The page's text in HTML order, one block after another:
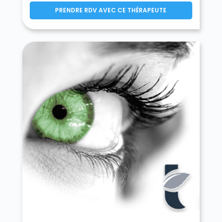
Le Molay-Littry 14330
Les Monceaux 14100
Monceaux-en-Bessin 14400
Mondeville 14120
Mondrainville 14210
Monfréville 14230
Montfiquet 14490
Montigny 14210
Montreuil-en-Auge 14340
Les Monts d'Aunay 14260
Les Monts d'Aunay 14770
Monts-en-Bessin 14310
Morteaux-Coulibœuf 14620
Mosles 14400
Mouen 14790
Moulines 14220
Moulins en Bessin 14740
Moult-Chicheboville 14370
Les Moutiers-en-Auge 14620
Les Moutiers-en-Cinglais 14220
Moyaux 14590
Mutrécy 14220
Nonant 14400
Norolles 14100
Noron-l'Abbaye 14700
PRENDRE RDV AVEC CE THÉRAPEUTE